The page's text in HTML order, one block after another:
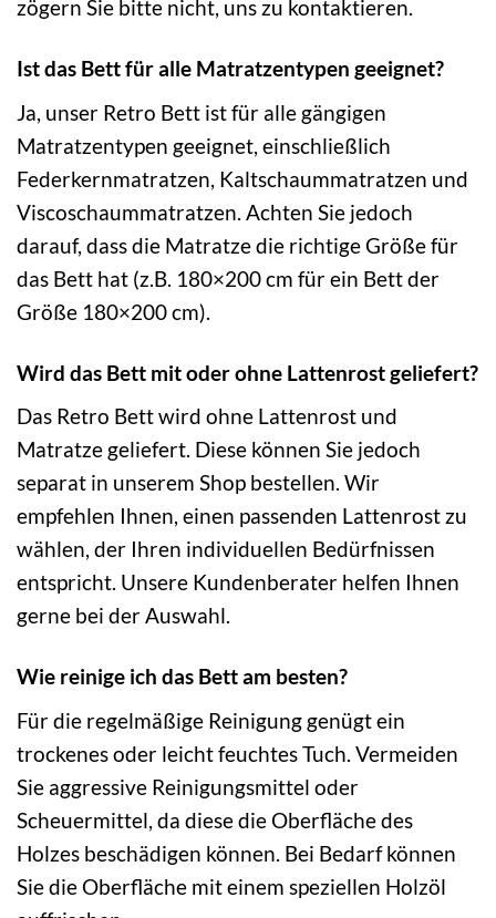
zögern Sie bitte nicht, uns zu kontaktieren.
Ist das Bett für alle Matratzentypen geeignet?
Ja, unser Retro Bett ist für alle gängigen
Matratzentypen geeignet, einschließlich
Federkernmatratzen, Kaltschaummatratzen und
Viscoschaummatratzen. Achten Sie jedoch
darauf, dass die Matratze die richtige Größe für
das Bett hat (z.B. 180×200 cm für ein Bett der
Größe 180×200 cm).
Wird das Bett mit oder ohne Lattenrost geliefert?
Das Retro Bett wird ohne Lattenrost und
Matratze geliefert. Diese können Sie jedoch
separat in unserem Shop bestellen. Wir
empfehlen Ihnen, einen passenden Lattenrost zu
wählen, der Ihren individuellen Bedürfnissen
entspricht. Unsere Kundenberater helfen Ihnen
gerne bei der Auswahl.
Wie reinige ich das Bett am besten?
Für die regelmäßige Reinigung genügt ein
trockenes oder leicht feuchtes Tuch. Vermeiden
Sie aggressive Reinigungsmittel oder
Scheuermittel, da diese die Oberfläche des
Holzes beschädigen können. Bei Bedarf können
Sie die Oberfläche mit einem speziellen Holzöl